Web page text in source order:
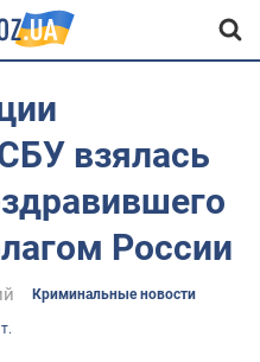
взялась
России
Криминальные новости